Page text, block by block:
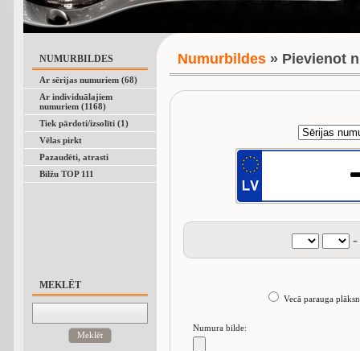
NUMURBILDES
Ar sērijas numuriem (68)
Ar individuālajiem
numuriem (1168)
Tiek pārdoti/izsolīti (1)
Vēlas pirkt
Pazaudēti, atrasti
Bilžu TOP 111
MEKLĒT
Meklēt
Numurbildes » Pievienot
-
Vecā parauga
Numura bilde: